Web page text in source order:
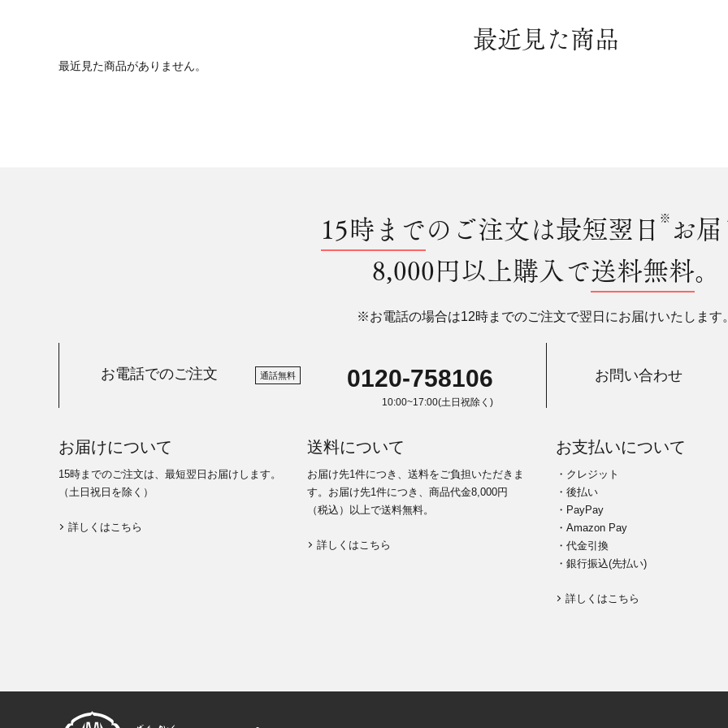
最近見た商品
最近見た商品がありません。
15時までのご注文は最短翌日 ※ お
8,000円以上購入で送料無料。
※お電話の場合は12時までのご注文で翌日にお届けいたします
お電話でのご注文 通話無料 0120-758106
10:00~17:00(土日祝除く)
お問い合わせ
お届けについて
15時までのご注文は、最短翌日お届けします。
（土日祝日を除く）
詳しくはこちら
送料について
お届け先1件につき、送料をご負担いただきま
す。お届け先1件につき、商品代金8,000円
（税込）以上で送料無料。
詳しくはこちら
お支払いについて
・クレジット
・後払い
・PayPay
・Amazon Pay
・代金引換
・銀行振込(先払い)
詳しくはこちら